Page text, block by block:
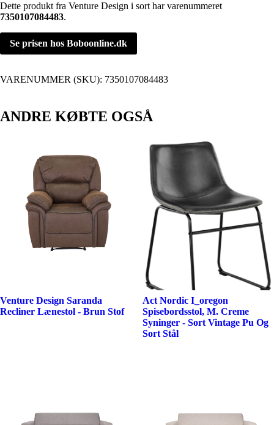
Dette produkt fra Venture Design i sort har varenummeret
7350107084483.
Se prisen hos Boboonline.dk
VARENUMMER (SKU): 7350107084483
ANDRE KØBTE OGSÅ
Venture Design Saranda
Recliner Lænestol - Brun Stof
Act Nordic I_oregon
Spisebordsstol, M. Creme
Syninger - Sort Vintage Pu Og
Sort Stål